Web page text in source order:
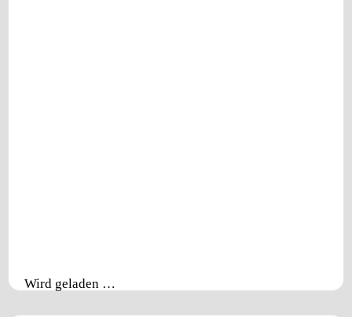
Wird geladen …